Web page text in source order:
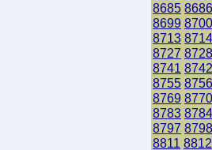
8685 8686
8699 8700
8713 8714
8727 8728
8741 8742
8755 8756
8769 8770
8783 8784
8797 8798
8811 8812